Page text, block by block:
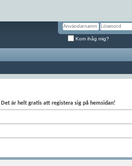
Kom ihåg mig?
Det är helt gratis att registera sig på hemsidan!